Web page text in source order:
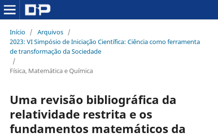
Início / Arquivos /
2023: VI Simpósio de Iniciação Científica: Ciência como ferramenta
de transformação da Sociedade
/
Física, Matemática e Química
Uma revisão bibliográfica da
relatividade restrita e os
fundamentos matemáticos da